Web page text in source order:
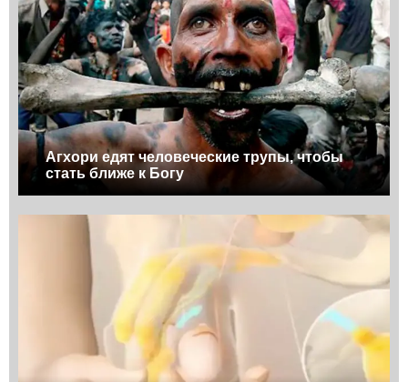
Агхори едят человеческие трупы, чтобы
стать ближе к Богу